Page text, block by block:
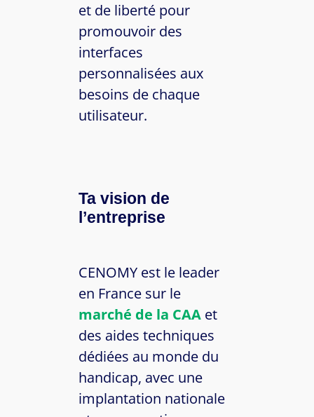
et de liberté pour
promouvoir des
interfaces
personnalisées aux
besoins de chaque
utilisateur.
Ta vision de
l’entreprise
CENOMY est le leader
en France sur le
marché de la CAA et
des aides techniques
dédiées au monde du
handicap, avec une
implantation nationale